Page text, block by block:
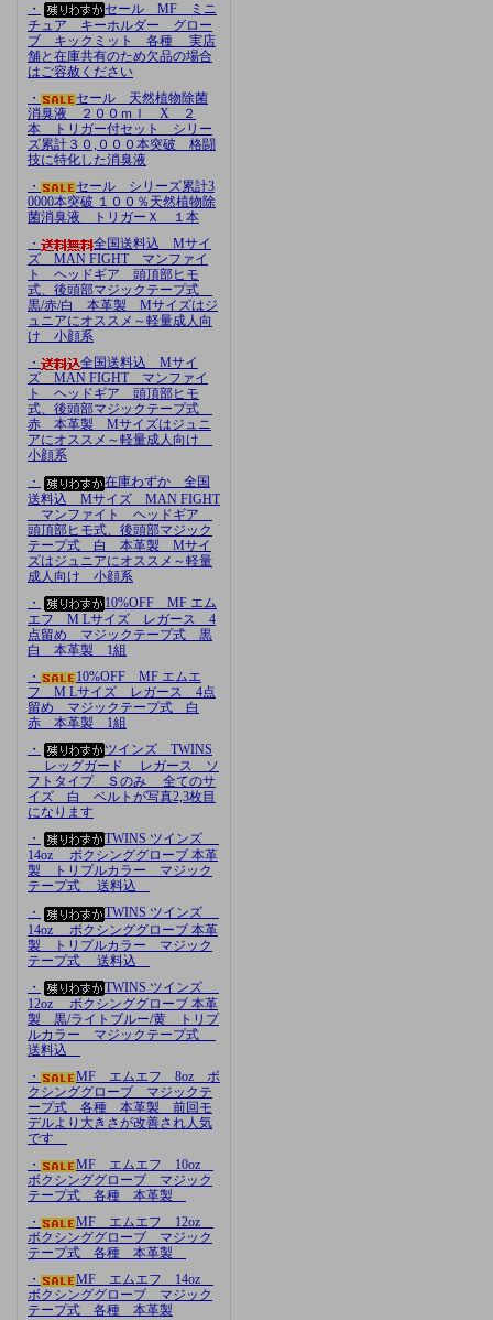
・
セール MF ミニ
チュア キーホルダー グロー
ブ キックミット 各種 実店
舗と在庫共有のため欠品の場合
はご容赦ください
・
セール 天然植物除菌
消臭液 ２００ｍｌ X ２
本 トリガー付セット シリー
ズ累計３０,０００本突破 格闘
技に特化した消臭液
・
セール シリーズ累計3
0000本突破 １００％天然植物除
菌消臭液 トリガーＸ １本
・
全国送料込 Mサイ
ズ MAN FIGHT マンファイ
ト ヘッドギア 頭頂部ヒモ
式、後頭部マジックテープ式
黒/赤/白 本革製 Mサイズはジ
ュニアにオススメ～軽量成人向
け 小顔系
・
全国送料込 Mサイ
ズ MAN FIGHT マンファイ
ト ヘッドギア 頭頂部ヒモ
式、後頭部マジックテープ式
赤 本革製 Mサイズはジュニ
アにオススメ～軽量成人向け
小顔系
・
在庫わずか 全国
送料込 Mサイズ MAN FIGHT
マンファイト ヘッドギア
頭頂部ヒモ式、後頭部マジック
テープ式 白 本革製 Mサイ
ズはジュニアにオススメ～軽量
成人向け 小顔系
・
10%OFF MF エム
エフ M Lサイズ レガース 4
点留め マジックテープ式 黒
白 本革製 1組
・
10%OFF MF エムエ
フ M Lサイズ レガース 4点
留め マジックテープ式 白
赤 本革製 1組
・
ツインズ TWINS
レッグガード レガース ソ
フトタイプ Ｓのみ 全てのサ
イズ 白 ベルトが写真2,3枚目
になります
・
TWINS ツインズ
14oz ボクシンググローブ 本革
製 トリプルカラー マジック
テープ式 送料込
・
TWINS ツインズ
14oz ボクシンググローブ 本革
製 トリプルカラー マジック
テープ式 送料込
・
TWINS ツインズ
12oz ボクシンググローブ 本革
製 黒/ライトブルー/黄 トリプ
ルカラー マジックテープ式
送料込
・
MF エムエフ 8oz ボ
クシンググローブ マジックテ
ープ式 各種 本革製 前回モ
デルより大きさが改善され人気
です
・
MF エムエフ 10oz
ボクシンググローブ マジック
テープ式 各種 本革製
・
MF エムエフ 12oz
ボクシンググローブ マジック
テープ式 各種 本革製
・
MF エムエフ 14oz
ボクシンググローブ マジック
テープ式 各種 本革製